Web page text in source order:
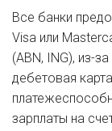
Все банки
Visa или
(ABN, ING), из-
дебетовая
зарплаты на